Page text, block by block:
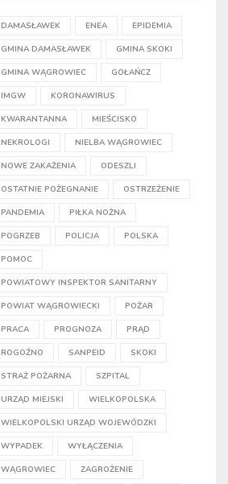
DAMASŁAWEK ENEA EPIDEMIA
GMINA DAMASŁAWEK GMINA SKOKI
GMINA WĄGROWIEC GOŁAŃCZ
IMGW KORONAWIRUS
KWARANTANNA MIEŚCISKO
NEKROLOGI NIELBA WĄGROWIEC
NOWE ZAKAŻENIA ODESZLI
OSTATNIE POŻEGNANIE OSTRZEŻENIE
PANDEMIA PIŁKA NOŻNA
POGRZEB POLICJA POLSKA
POMOC
POWIATOWY INSPEKTOR SANITARNY
POWIAT WĄGROWIECKI POŻAR
PRACA PROGNOZA PRĄD
ROGOŹNO SANPEID SKOKI
STRAŻ POŻARNA SZPITAL
URZĄD MIEJSKI WIELKOPOLSKA
WIELKOPOLSKI URZĄD WOJEWÓDZKI
WYPADEK WYŁĄCZENIA
WĄGROWIEC ZAGROŻENIE